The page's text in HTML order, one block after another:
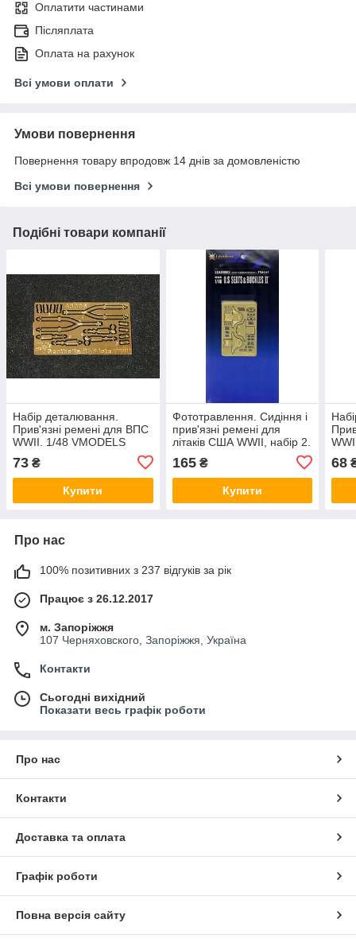
Оплатити частинами
Післяплата
Оплата на рахунок
Всі умови оплати
Умови повернення
Повернення товару впродовж 14 днів за домовленістю
Всі умови повернення
Подібні товари компанії
Набір деталювання.
Прив'язні ремені для ВПС
WWII. 1/48 VMODELS
73 ₴
Купити
Фототравлення. Сидіння і
прив'язні ремені для
літаків США WWII, набір 2.
1/48 LION ROAR LE48002
165₴
Купити
68
Про нас
100% позитивних з 237 відгуків за рік
Працює з 26.12.2017
м. Запоріжжя
107 Черняховского, Запоріжжя, Україна
Контакти
Сьогодні вихідний
Показати весь графік роботи
Про нас
Контакти
Доставка та оплата
Графік роботи
Повна версія сайту